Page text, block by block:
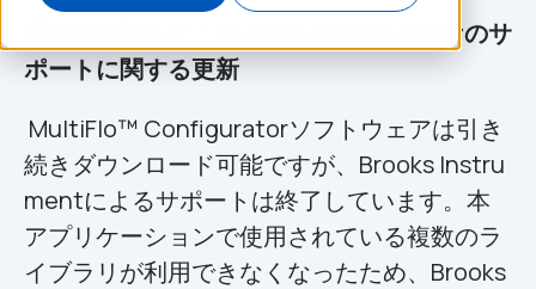
重要なお知らせ：MultiFlo Configuratorのサ
ポートに関する更新
MultiFlo™ Configuratorソフトウェアは引き
続きダウンロード可能ですが、Brooks Instru
mentによるサポートは終了しています。本
アプリケーションで使用されている複数のラ
イブラリが利用できなくなったため、Brooks